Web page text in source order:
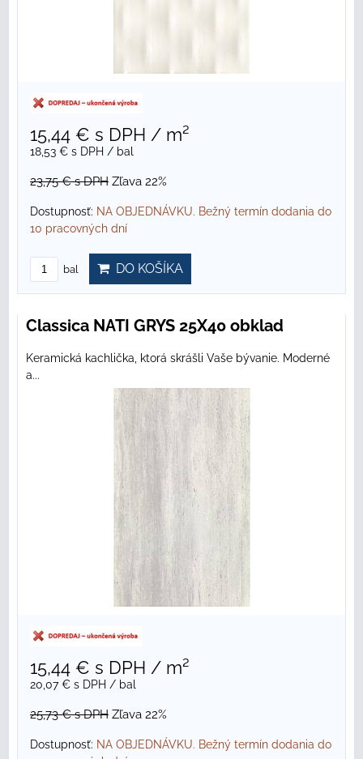
15,44 € s DPH / m²
18,53 € s DPH / bal
23,75 €s DPH Zľava 22%
Dostupnosť: NA OBJEDNÁVKU. Bežný termín dodania do
10 pracovných dní
bal DO KOŠÍKA
Classica NATI GRYS 25X40 obklad
Keramická kachlička, ktorá skrášli Vaše bývanie. Moderné
a...
15,44 € s DPH / m²
20,07 € s DPH / bal
25,73 €s DPH Zľava 22%
Dostupnosť: NA OBJEDNÁVKU. Bežný termín dodania do